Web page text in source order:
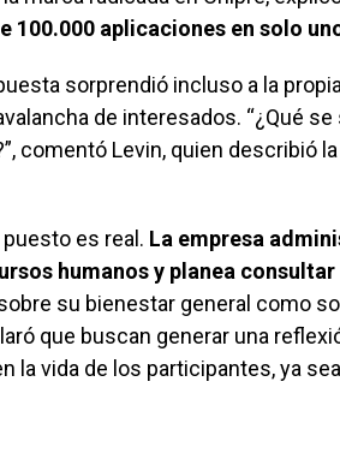
100.000 aplicaciones en solo
sorprendió incluso a la
de interesados. “¿Qué
comentó Levin, quien describió
es real. La empresa
humanos y planea consultar
su bienestar general como
que buscan generar una
la vida de los participantes, ya